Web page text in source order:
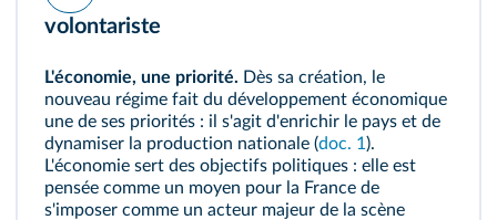
volontariste
L'économie, une priorité. Dès sa création, le
nouveau régime fait du développement économique
une de ses priorités : il s'agit d'enrichir le pays et de
dynamiser la production nationale (doc. 1).
L'économie sert des objectifs politiques : elle est
pensée comme un moyen pour la France de
s'imposer comme un acteur majeur de la scène